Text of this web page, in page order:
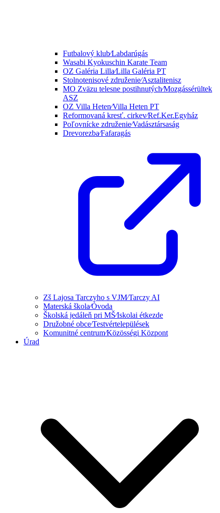
Futbalový klub⁄Labdarúgás
Wasabi Kyokuschin Karate Team
OZ Galéria Lilla⁄Lilla Galéria PT
Stolnotenisové združenie⁄Asztalitenisz
MO Zväzu telesne postihnutých⁄Mozgássérültek
ASZ
OZ Villa Heten⁄Villa Heten PT
Reformovaná kresť. cirkev⁄Ref.Ker.Egyház
Poľovnícke združenie⁄Vadásztársaság
Drevorezba⁄Fafaragás
Zš Lajosa Tarczyho s VJM⁄Tarczy AI
Materská škola⁄Óvoda
Školská jedáleň pri MŠ⁄Iskolai étkezde
Družobné obce⁄Testvértelepülések
Komunitné centrum⁄Közösségi Központ
Úrad